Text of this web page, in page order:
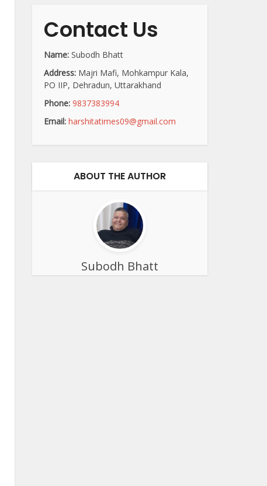
Contact Us
Name: Subodh Bhatt
Address: Majri Mafi, Mohkampur Kala,
PO IIP, Dehradun, Uttarakhand
Phone: 9837383994
Email: harshitatimes09@gmail.com
ABOUT THE AUTHOR
Subodh Bhatt